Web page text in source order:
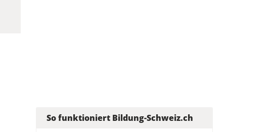
So funktioniert Bildung-Schweiz.ch